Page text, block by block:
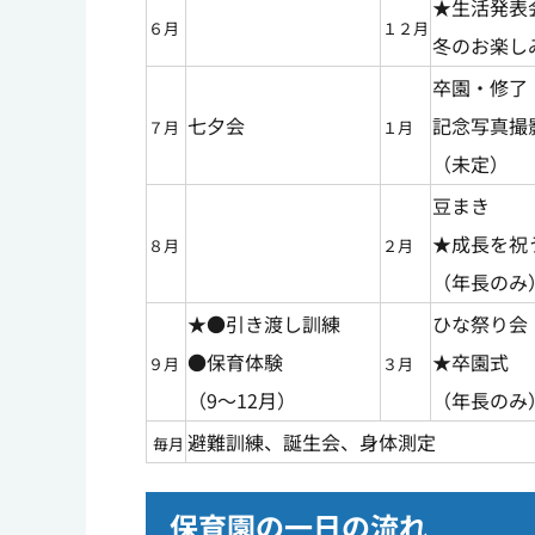
６月 １２月
★生活発表
冬のお楽し
７月 七夕会 １月
卒園・修了
記念写真撮
（未定）
８月 ２月
豆まき
★成長を祝
（年長のみ）
９月
★●引き渡し訓練
●保育体験
（9～12月）
３月
ひな祭り会
★卒園式
（年長のみ）
毎月 避難訓練、誕生会、身体測定
保育園の一日の流れ